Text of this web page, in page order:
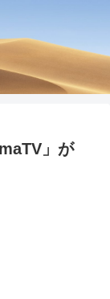
」が